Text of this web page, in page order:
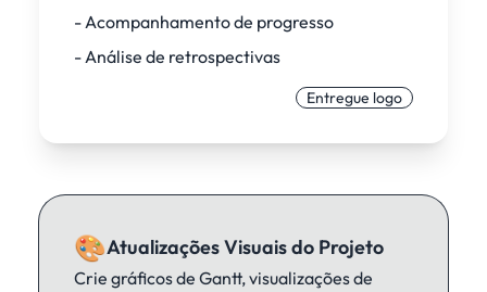
- Acompanhamento de progresso
- Análise de retrospectivas
Entregue logo
🎨Atualizações Visuais do Projeto
Crie gráficos de Gantt, visualizações de